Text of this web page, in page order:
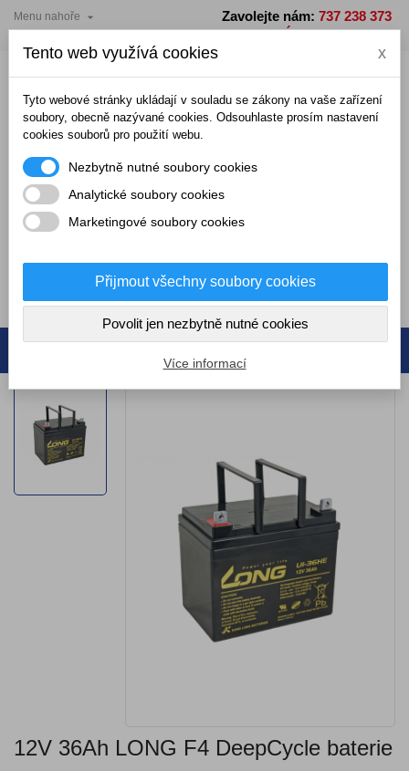
Přidat do seznamu přání ×
add_circle_outline Vytvořit nový seznam
Vytvořit seznam přání ×
Zrušit Vytvořit seznam přání
Přihlásit se ×
Musíte být přihlášení, abyste mohli ukládat produkty do
seznamu přání.
Zrušit Přihlásit se
Menu nahoře  Zavolejte nám: 737 238 373
PO - PÁ: 7 - 15 hodin
0,00 Kč
12V 36Ah LONG F4 DeepCycle baterie
Tento web využívá cookies x
Tyto webové stránky ukládají v souladu se zákony na vaše zařízení
soubory, obecně nazývané cookies. Odsouhlaste prosím nastavení
cookies souborů pro použití webu.
Nezbytně nutné soubory cookies
Analytické soubory cookies
Marketingové soubory cookies
Přijmout všechny soubory cookies
Povolit jen nezbytně nutné cookies
Více informací